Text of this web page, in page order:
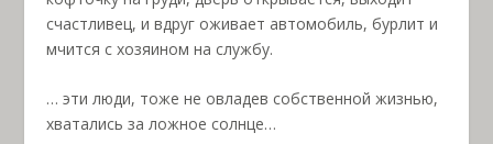
счастливец, и вдруг оживает автомобиль, бурлит и
мчится с хозяином на службу.
… эти люди, тоже не овладев собственной жизнью,
хватались за ложное солнце…